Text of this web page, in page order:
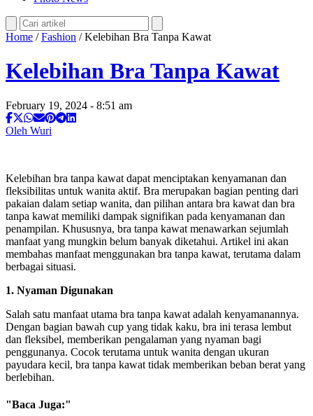
Home /Fashion /Kelebihan Bra Tanpa Kawat
Kelebihan Bra Tanpa Kawat
February 19, 2024 - 8:51 am
Oleh Wuri
Kelebihan bra tanpa kawat dapat menciptakan kenyamanan dan
fleksibilitas untuk wanita aktif. Bra merupakan bagian penting dari
pakaian dalam setiap wanita, dan pilihan antara bra kawat dan bra
tanpa kawat memiliki dampak signifikan pada kenyamanan dan
penampilan. Khususnya, bra tanpa kawat menawarkan sejumlah
manfaat yang mungkin belum banyak diketahui. Artikel ini akan
membahas manfaat menggunakan bra tanpa kawat, terutama dalam
berbagai situasi.
1. Nyaman Digunakan
Salah satu manfaat utama bra tanpa kawat adalah kenyamanannya.
Dengan bagian bawah cup yang tidak kaku, bra ini terasa lembut
dan fleksibel, memberikan pengalaman yang nyaman bagi
penggunanya. Cocok terutama untuk wanita dengan ukuran
payudara kecil, bra tanpa kawat tidak memberikan beban berat yang
berlebihan.
"Baca Juga:"